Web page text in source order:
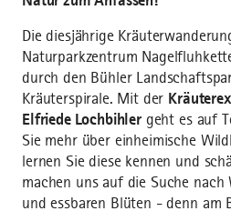
Die diesjährige
Naturparkzentrum
durch den Bühler
Kräuterspirale. Mit der
Elfriede Lochbihler geht es auf
Sie mehr über einheimische
lernen Sie diese kennen und
machen uns auf die Suche nach
und essbaren Blüten - denn am